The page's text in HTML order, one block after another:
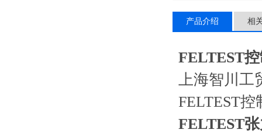
产品介绍 相
FELTEST
上海智川工
FELTEST
FELTEST